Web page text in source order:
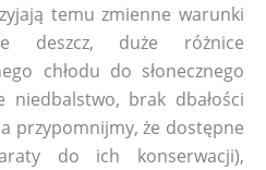
temu zmienne warunki
deszcz, duże różnice
chłodu do słonecznego
niedbalstwo, brak dbałości
przypomnijmy, że dostępne
do ich konserwacji),